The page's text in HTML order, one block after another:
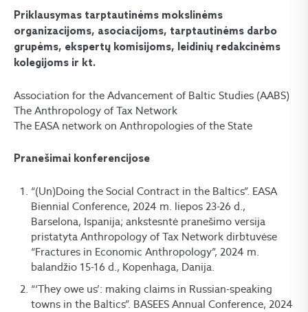
Priklausymas tarptautinėms mokslinėms
organizacijoms, asociacijoms, tarptautinėms darbo
grupėms, ekspertų komisijoms, leidinių redakcinėms
kolegijoms ir kt.
Association for the Advancement of Baltic Studies (AABS)
The Anthropology of Tax Network
The EASA network on Anthropologies of the State
Pranešimai konferencijose
“(Un)Doing the Social Contract in the Baltics”. EASA
Biennial Conference, 2024 m. liepos 23-26 d.,
Barselona, Ispanija; ankstesntė pranešimo versija
pristatyta Anthropology of Tax Network dirbtuvėse
“Fractures in Economic Anthropology”, 2024 m.
balandžio 15-16 d., Kopenhaga, Danija.
“‘They owe us’: making claims in Russian-speaking
towns in the Baltics”. BASEES Annual Conference, 2024